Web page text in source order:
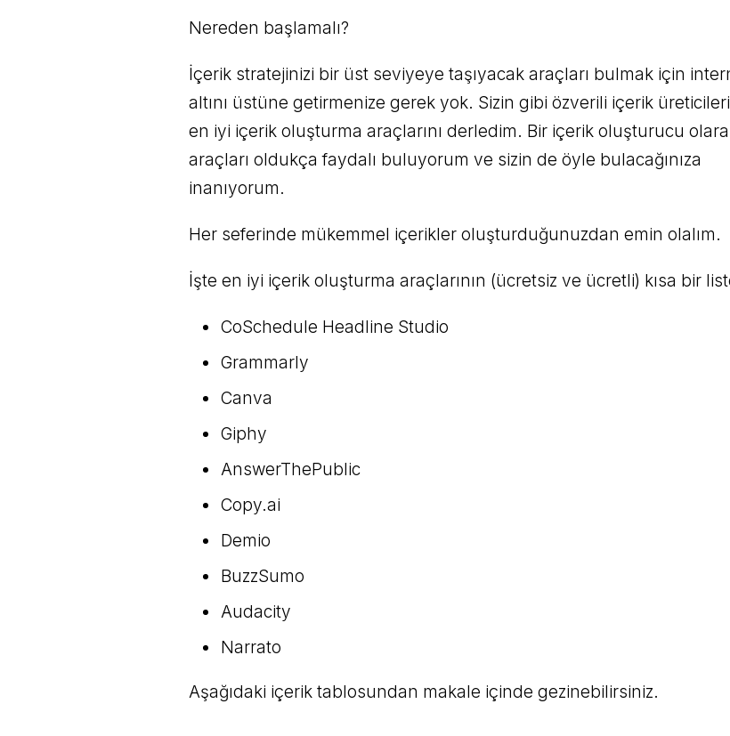
Nereden başlamalı?
İçerik stratejinizi bir üst seviyeye taşıyacak araçları bulmak için
altını üstüne getirmenize gerek yok. Sizin gibi özverili içerik
en iyi içerik oluşturma araçlarını derledim. Bir içerik oluşturucu
araçları oldukça faydalı buluyorum ve sizin de öyle bulacağınıza
inanıyorum.
Her seferinde mükemmel içerikler oluşturduğunuzdan emin olalım.
İşte en iyi içerik oluşturma araçlarının (ücretsiz ve ücretli) kısa bir
CoSchedule Headline Studio
Grammarly
Canva
Giphy
AnswerThePublic
Copy.ai
Demio
BuzzSumo
Audacity
Narrato
Aşağıdaki içerik tablosundan makale içinde gezinebilirsiniz.